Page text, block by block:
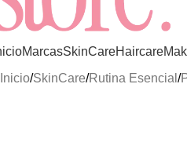
MarcasSkinCareHaircare
Inicio SkinCare Rutina Esencial